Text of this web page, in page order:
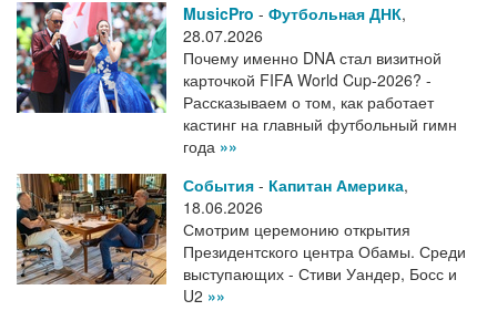
MusicPro - Футбольная ДНК,
28.07.2026
Почему именно DNA стал визитной
карточкой FIFA World Cup-2026? -
Рассказываем о том, как работает
кастинг на главный футбольный гимн
года »»
События - Капитан Америка,
18.06.2026
Смотрим церемонию открытия
Президентского центра Обамы. Среди
выступающих - Стиви Уандер, Босс и
U2 »»